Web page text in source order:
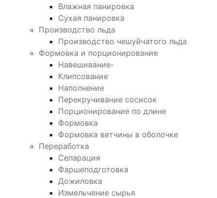
Влажная панировка
Сухая панировка
Производство льда
Производство чешуйчатого льда
Формовка и порционирование
Навешивание-
Клипсование
Наполнение
Перекручивание сосисок
Порционирование по длине
Формовка
Формовка ветчины в оболочке
Переработка
Сепарация
Фаршеподготовка
Дожиловка
Измельчение сырья